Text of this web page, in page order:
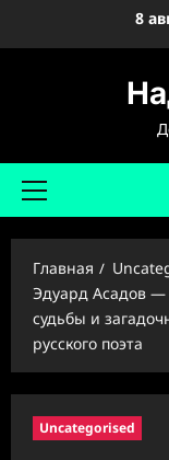
8
Основное
Главная
Эдуард Асадов —
судьбы и
русского поэта
Uncategorised